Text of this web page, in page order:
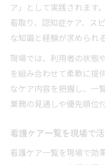
ア」として実践されます
看取り、認知症ケア、ス
な知識と経験が求められ
現場では、利用者の状態
を組み合わせて柔軟に提
なケア内容を把握し、一
業務の見通しや優先順位
看護ケア一覧を現場で
看護ケア一覧を現場で効